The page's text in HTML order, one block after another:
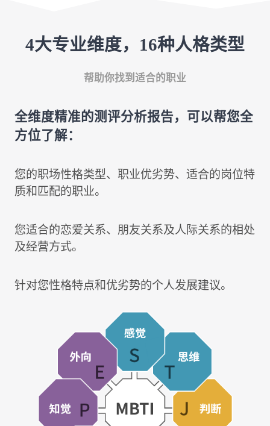
4大专业维度，16种人格类型
帮助你找到适合的职业
全维度精准的测评分析报告，可以帮您全
方位了解：
您的职场性格类型、职业优劣势、适合的岗位特
质和匹配的职业。
您适合的恋爱关系、朋友关系及人际关系的相处
及经营方式。
针对您性格特点和优劣势的个人发展建议。